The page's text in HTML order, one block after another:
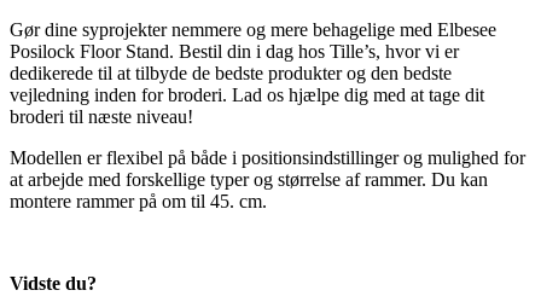
Gør dine syprojekter nemmere og mere behagelige med Elbesee
Posilock Floor Stand. Bestil din i dag hos Tille’s, hvor vi er
dedikerede til at tilbyde de bedste produkter og den bedste
vejledning inden for broderi. Lad os hjælpe dig med at tage dit
broderi til næste niveau!
Modellen er flexibel på både i positionsindstillinger og mulighed for
at arbejde med forskellige typer og størrelse af rammer. Du kan
montere rammer på om til 45. cm.
Vidste du?